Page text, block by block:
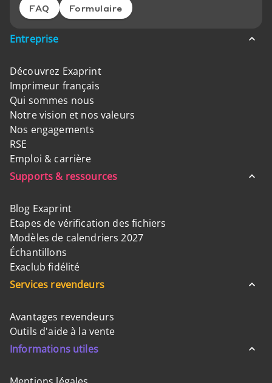
FAQ Formulaire
Entreprise
Découvrez Exaprint
Imprimeur français
Qui sommes nous
Notre vision et nos valeurs
Nos engagements
RSE
Emploi & carrière
Supports & ressources
Blog Exaprint
Etapes de vérification des fichiers
Modèles de calendriers 2027
Échantillons
Exaclub fidélité
Services revendeurs
Avantages revendeurs
Outils d'aide à la vente
Informations utiles